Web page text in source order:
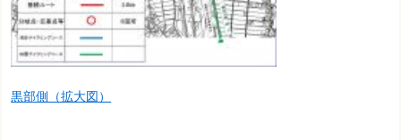
黒部側（拡大図）